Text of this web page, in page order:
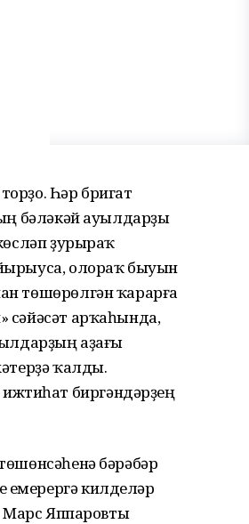
Һәр бригат
бәләкәй ауылдарҙы
ҙурыраҡ
олораҡ быуын
төшөрөлгән ҡарарға
сәйәсәт арҡаһында,
аҙағы
ҡалды.
биргәндәрҙең
бәрәбәр
килделәр
Марс Яппаровты